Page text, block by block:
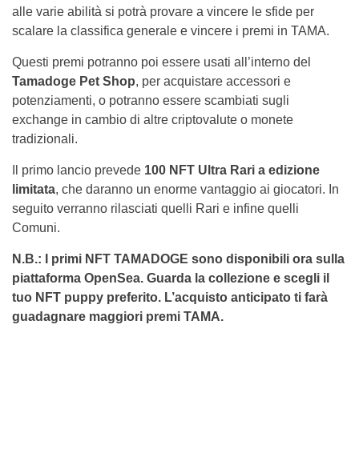
alle varie abilità si potrà provare a vincere le sfide per
scalare la classifica generale e vincere i premi in TAMA.
Questi premi potranno poi essere usati all’interno del
Tamadoge Pet Shop, per acquistare accessori e
potenziamenti, o potranno essere scambiati sugli
exchange in cambio di altre criptovalute o monete
tradizionali.
Il primo lancio prevede 100 NFT Ultra Rari a edizione
limitata, che daranno un enorme vantaggio ai giocatori. In
seguito verranno rilasciati quelli Rari e infine quelli
Comuni.
N.B.: I primi NFT TAMADOGE sono disponibili ora sulla
piattaforma OpenSea. Guarda la collezione e scegli il
tuo NFT puppy preferito. L’acquisto anticipato ti farà
guadagnare maggiori premi TAMA.